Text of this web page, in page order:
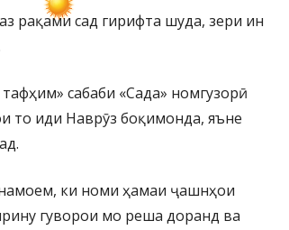
рақами сад гирифта шуда, зери ин
сабаби «Сада» номгузорӣ
то иди Наврӯз боқимонда, яъне
ки номи ҳамаи ҷашнҳои
гуворои мо реша доранд ва